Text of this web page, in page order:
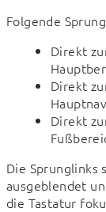
Folgende
Direkt
Direkt
Direkt
Die Sprunglinks
ausgeblendet
die Tastatur